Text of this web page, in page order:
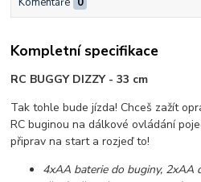
Kompletní specifikace
RC BUGGY DIZZY - 33 cm
Tak tohle bude jízda! Chceš zažít
RC buginou na dálkové ovládání
připrav na start a rozjeď to!
4xAA baterie do buginy, 2xAA